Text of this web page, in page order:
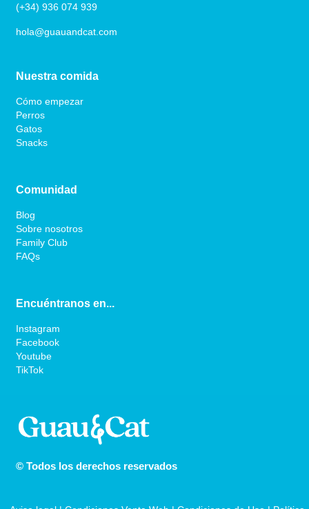
(+34) 936 074 939
hola@guauandcat.com
Nuestra comida
Cómo empezar
Perros
Gatos
Snacks
Comunidad
Blog
Sobre nosotros
Family Club
FAQs
Encuéntranos en...
Instagram
Facebook
Youtube
TikTok
© Todos los derechos reservados